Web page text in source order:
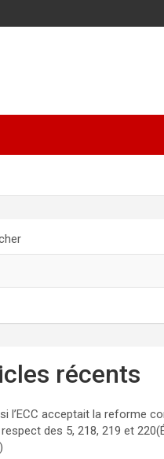
récents
si l’ECC acceptait la reforme
des 5, 218, 219 et